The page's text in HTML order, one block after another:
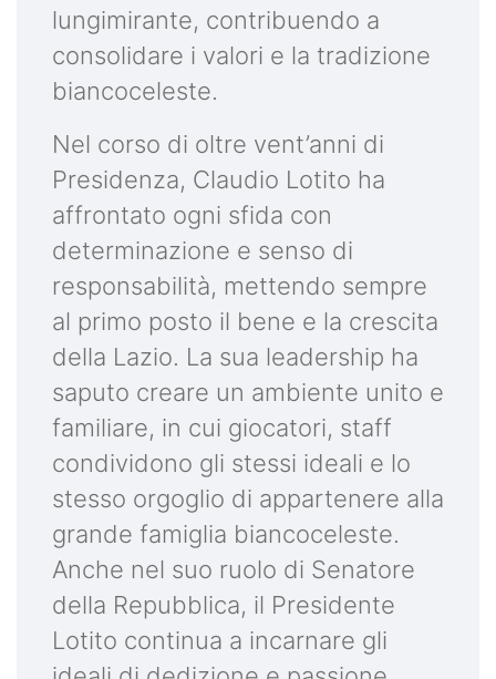
lungimirante, contribuendo a
consolidare i valori e la tradizione
biancoceleste.
Nel corso di oltre vent’anni di
Presidenza, Claudio Lotito ha
affrontato ogni sfida con
determinazione e senso di
responsabilità, mettendo sempre
al primo posto il bene e la crescita
della Lazio. La sua leadership ha
saputo creare un ambiente unito e
familiare, in cui giocatori, staff
condividono gli stessi ideali e lo
stesso orgoglio di appartenere alla
grande famiglia biancoceleste.
Anche nel suo ruolo di Senatore
della Repubblica, il Presidente
Lotito continua a incarnare gli